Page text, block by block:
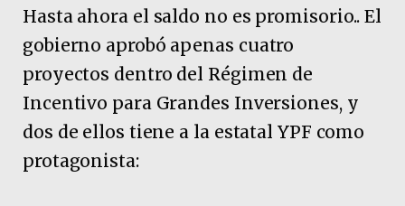
Hasta ahora el saldo no es promisorio.. El
gobierno aprobó apenas cuatro
proyectos dentro del Régimen de
Incentivo para Grandes Inversiones, y
dos de ellos tiene a la estatal YPF como
protagonista: